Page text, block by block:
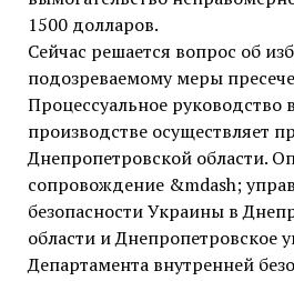
1500 долларов.
Сейчас решается вопрос об
подозреваемому меры
Процессуальное руководство
производстве осуществляет
Днепропетровской области.
сопровождение &mdash;
безопасности Украины в
области и Днепропетровское
Департамента внутренней